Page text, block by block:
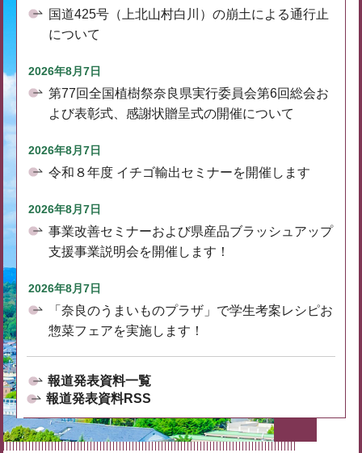
国道425号（上北山村白川）の崩土による通行止
について
2026年8月7日
第77回全国植樹祭奈良県実行委員会第6回総会お
よび表彰式、感謝状贈呈式の開催について
2026年8月7日
令和８年度 イチゴ輸出セミナーを開催します
2026年8月7日
事業改善セミナーおよび県産品ブラッシュアップ
支援事業説明会を開催します！
2026年8月7日
「奈良のうまいものプラザ」で学生考案レシピお
惣菜フェアを実施します！
報道発表資料一覧
報道発表資料RSS